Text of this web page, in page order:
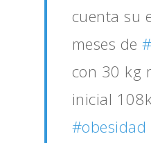
cuenta su
meses de
con 30 kg
inicial
#obesidad